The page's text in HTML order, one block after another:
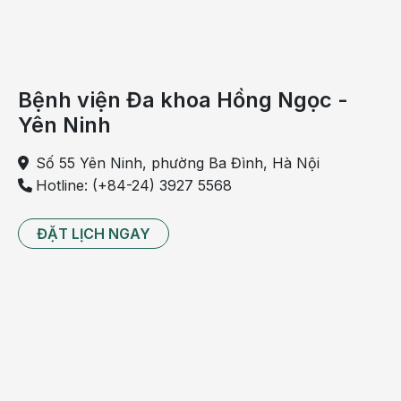
Thông thường, thận lọc chất thải từ máu và tạo ra nước
tiểu từ những chất thải này. Tuy nhiên, thận cố gắng giữ
lại các chất dinh dưỡng trong máu, chẳng hạn như
protein, để phân phối lại cho cơ thể. Nếu bộ lọc của thận,
chúng và bài tiết vào nước tiểu.
Bệnh viện Đa khoa Hồng Ngọc -
Yên Ninh
Số 55 Yên Ninh, phường Ba Đình, Hà Nội
Hotline: (+84-24) 3927 5568
ĐẶT LỊCH NGAY